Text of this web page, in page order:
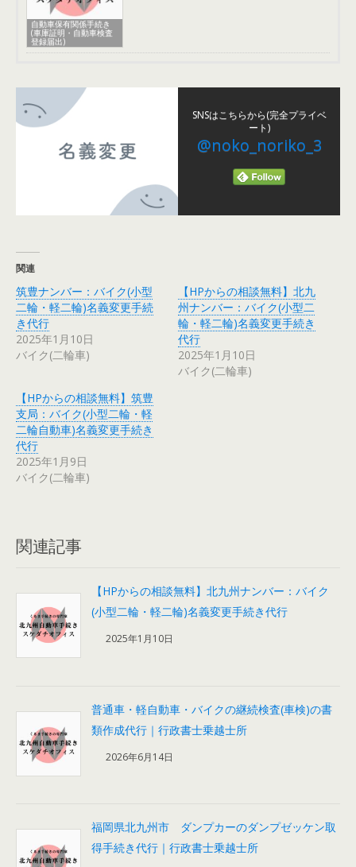
自動車保有関係手続き
(車庫証明・自動車検査
登録届出)
SNSはこちらから(完全プライベ
ート)
@noko_noriko_3
関連
筑豊ナンバー：バイク(小型
二輪・軽二輪)名義変更手続
き代行
2025年1月10日
バイク(二輪車)
【HPからの相談無料】北九
州ナンバー：バイク(小型二
輪・軽二輪)名義変更手続き
代行
2025年1月10日
バイク(二輪車)
【HPからの相談無料】筑豊
支局：バイク(小型二輪・軽
二輪自動車)名義変更手続き
代行
2025年1月9日
バイク(二輪車)
関連記事
【HPからの相談無料】北九州ナンバー：バイク
(小型二輪・軽二輪)名義変更手続き代行
2025年1月10日
普通車・軽自動車・バイクの継続検査(車検)の書
類作成代行｜行政書士乗越士所
2026年6月14日
福岡県北九州市 ダンプカーのダンプゼッケン取
得手続き代行｜行政書士乗越士所